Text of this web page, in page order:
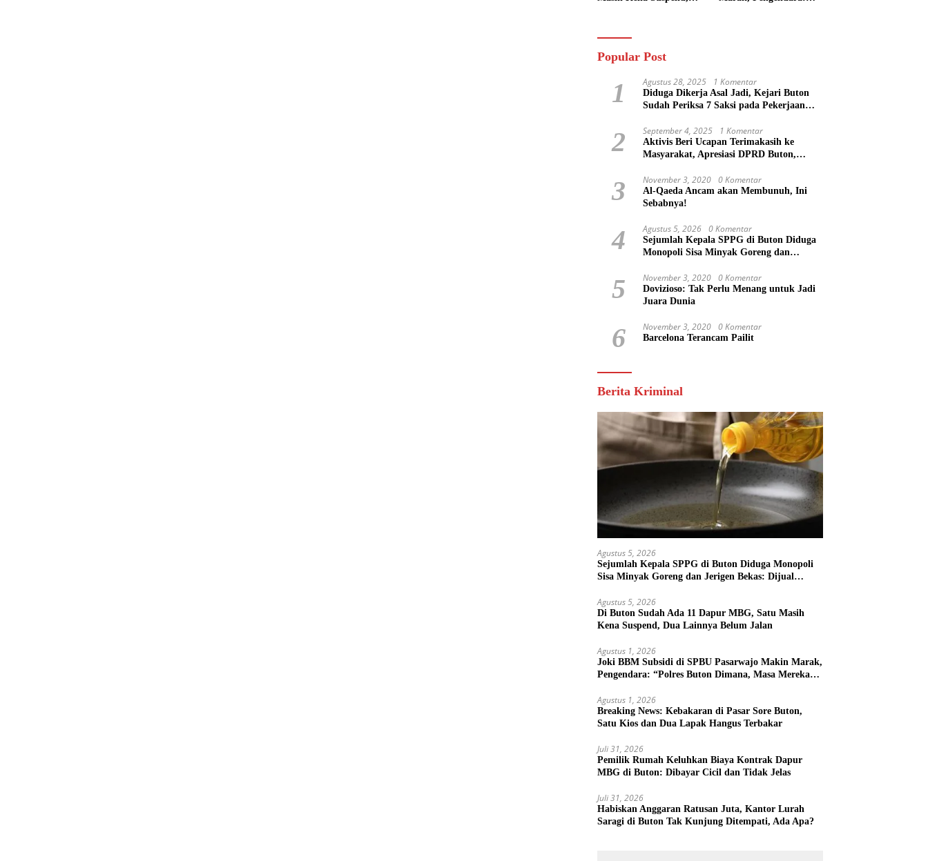
Popular Post
1 Agustus 28, 2025 1 Komentar
Diduga Dikerja Asal Jadi, Kejari Buton
Sudah Periksa 7 Saksi pada Pekerjaan
Capai Rp 100 Juta Lebih
2 September 4, 2025 1 Komentar
Aktivis Beri Ucapan Terimakasih ke
Masyarakat, Apresiasi DPRD Buton,
3 November 3, 2020 0 Komentar
Al-Qaeda Ancam akan Membunuh, Ini
Sebabnya!
4 Agustus 5, 2026 0 Komentar
Sejumlah Kepala SPPG di Buton Diduga
Monopoli Sisa Minyak Goreng dan
Pribadi
5 November 3, 2020 0 Komentar
Dovizioso: Tak Perlu Menang untuk Jadi
Juara Dunia
6 November 3, 2020 0 Komentar
Barcelona Terancam Pailit
Berita Kriminal
Agustus 5, 2026
Sejumlah Kepala SPPG di Buton Diduga Monopoli
Sisa Minyak Goreng dan Jerigen Bekas: Dijual
Agustus 5, 2026
Di Buton Sudah Ada 11 Dapur MBG, Satu Masih
Kena Suspend, Dua Lainnya Belum Jalan
Agustus 1, 2026
Joki BBM Subsidi di SPBU Pasarwajo Makin Marak,
Pengendara: “Polres Buton Dimana, Masa Mereka
Agustus 1, 2026
Breaking News: Kebakaran di Pasar Sore Buton,
Satu Kios dan Dua Lapak Hangus Terbakar
Juli 31, 2026
Pemilik Rumah Keluhkan Biaya Kontrak Dapur
MBG di Buton: Dibayar Cicil dan Tidak Jelas
Juli 31, 2026
Habiskan Anggaran Ratusan Juta, Kantor Lurah
Saragi di Buton Tak Kunjung Ditempati, Ada Apa?